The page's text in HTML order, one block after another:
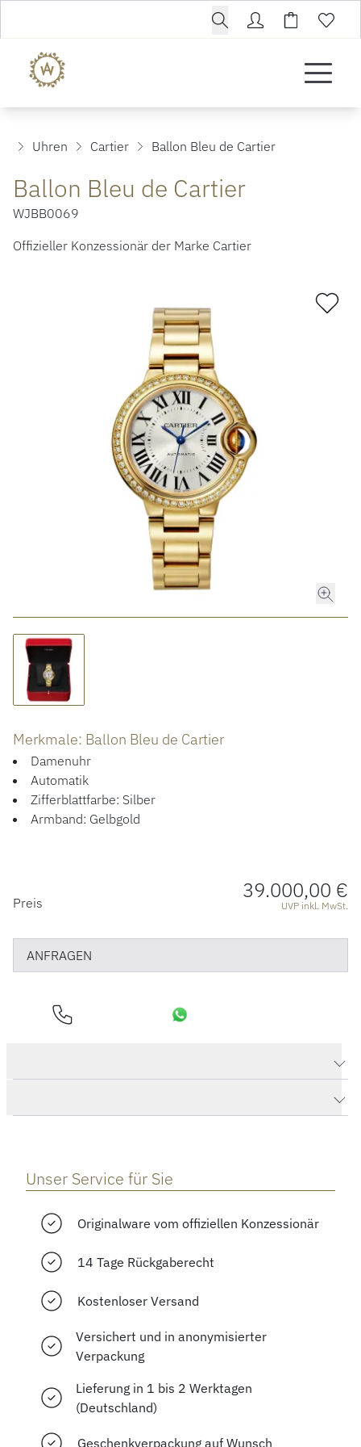
ROLEX CERTIFIED PRE-OWNED
LUXURY DEALS
HOCHZEIT
ACCESSOIRES
Uhren Cartier Ballon Bleu de Cartier
Ballon Bleu de Cartier
WJBB0069
Offizieller Konzessionär der Marke Cartier
Merkmale: Ballon Bleu de Cartier
Damenuhr
Automatik
Zifferblattfarbe: Silber
Armband: Gelbgold
PREISINFORMATIONEN
Preis 39.000,00 €
UVP inkl. MwSt.
ANFRAGEN
Unser Service für Sie
Originalware vom offiziellen Konzessionär
14 Tage Rückgaberecht
Kostenloser Versand
Versichert und in anonymisierter
Verpackung
Lieferung in 1 bis 2 Werktagen
(Deutschland)
Geschenkverpackung auf Wunsch